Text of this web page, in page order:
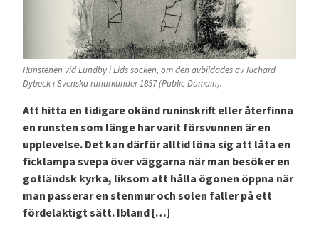
Runstenen vid Lundby i Lids socken, om den avbildades av Richard
Dybeck i Svenska runurkunder 1857 (Public Domain).
Att hitta en tidigare okänd runinskrift eller återfinna
en runsten som länge har varit försvunnen är en
upplevelse. Det kan därför alltid löna sig att låta en
ficklampa svepa över väggarna när man besöker en
gotländsk kyrka, liksom att hålla ögonen öppna när
man passerar en stenmur och solen faller på ett
fördelaktigt sätt. Ibland […]